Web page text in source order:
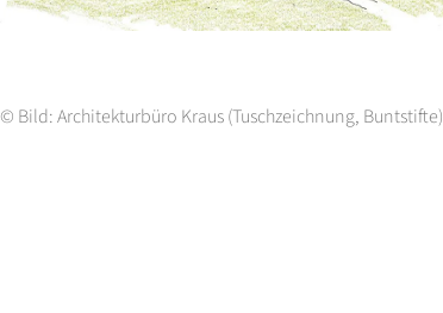
© Bild: Architekturbüro Kraus (Tuschzeichnung, Buntstifte)